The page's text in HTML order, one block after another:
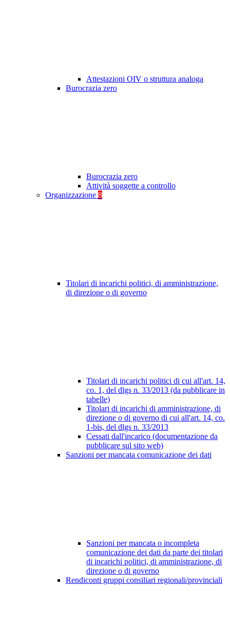
Attestazioni OIV o struttura analoga
Burocrazia zero
Burocrazia zero
Attività soggette a controllo
Organizzazione 8
Titolari di incarichi politici, di amministrazione,
di direzione o di governo
Titolari di incarichi politici di cui all'art. 14,
co. 1, del dlgs n. 33/2013 (da pubblicare in
tabelle)
Titolari di incarichi di amministrazione, di
direzione o di governo di cui all'art. 14, co.
1-bis, del dlgs n. 33/2013
Cessati dall'incarico (documentazione da
pubblicare sul sito web)
Sanzioni per mancata comunicazione dei dati
Sanzioni per mancata o incompleta
comunicazione dei dati da parte dei titolari
di incarichi politici, di amministrazione, di
direzione o di governo
Rendiconti gruppi consiliari regionali/provinciali